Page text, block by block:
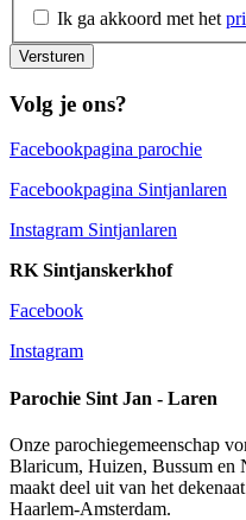
Ik ga akkoord met het
Versturen
Volg je ons?
Facebookpagina parochie
Facebookpagina Sintjanlaren
Instagram Sintjanlaren
RK Sintjanskerkhof
Facebook
Instagram
Parochie Sint Jan - Laren
Onze parochiegemeenschap
Blaricum, Huizen, Bussum en
maakt deel uit van het
Haarlem-Amsterdam.